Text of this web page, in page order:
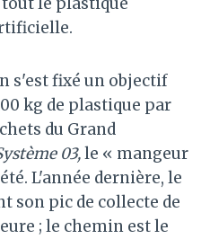
s'est fixé un objectif
kg de plastique par
du Grand
03,le « mangeur
L'année dernière, le
son pic de collecte de
; le chemin est le